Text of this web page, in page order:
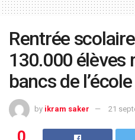
Rentrée
130.000 élèves
bancs de l’école
by ikram saker 21